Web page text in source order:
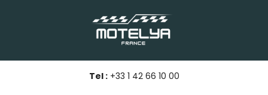
Tel :+33 1 42 66 10 00